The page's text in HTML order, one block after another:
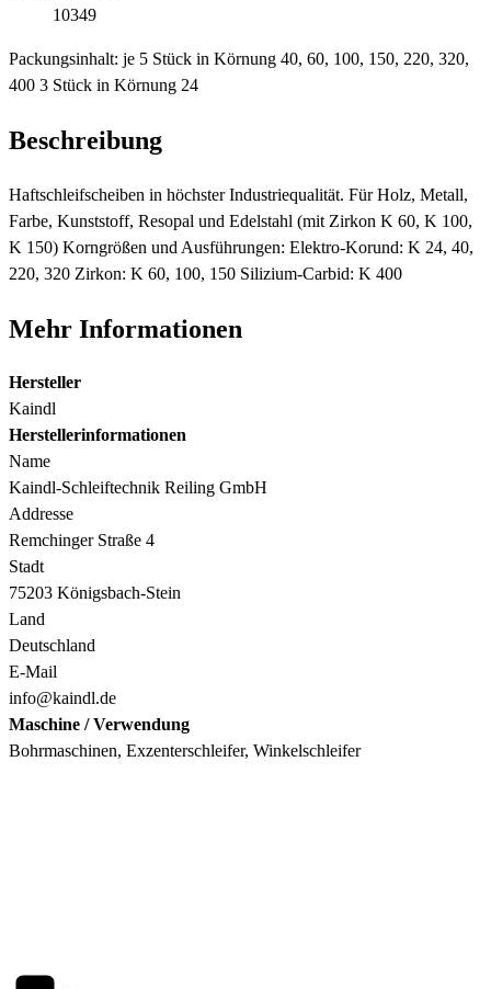
10349
Packungsinhalt: je 5 Stück in Körnung 40, 60, 100, 150, 220, 320,
400 3 Stück in Körnung 24
Beschreibung
Haftschleifscheiben in höchster Industriequalität. Für Holz, Metall,
Farbe, Kunststoff, Resopal und Edelstahl (mit Zirkon K 60, K 100,
K 150) Korngrößen und Ausführungen: Elektro-Korund: K 24, 40,
220, 320 Zirkon: K 60, 100, 150 Silizium-Carbid: K 400
Mehr Informationen
Hersteller
Kaindl
Herstellerinformationen
Name
Kaindl-Schleiftechnik Reiling GmbH
Addresse
Remchinger Straße 4
Stadt
75203 Königsbach-Stein
Land
Deutschland
E-Mail
info@kaindl.de
Maschine / Verwendung
Bohrmaschinen, Exzenterschleifer, Winkelschleifer